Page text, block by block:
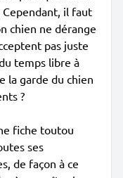
Cependant, il faut
chien ne dérange
pas juste
temps libre à
la garde du chien
?
fiche toutou
ses
de façon à ce